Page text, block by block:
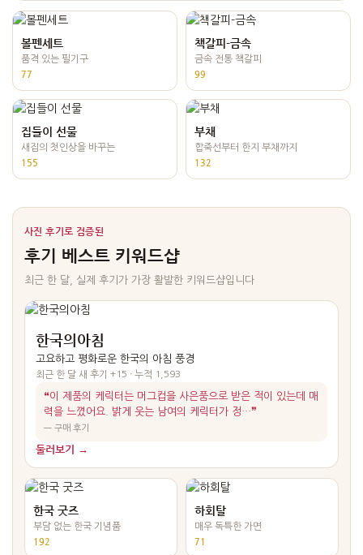
볼펜세트
품격 있는 필기구
77
책갈피-금속
금속 전통 책갈피
99
집들이 선물
새집의 첫인상을 바꾸는
155
부채
합죽선부터 한지 부채까지
132
사진 후기로 검증된
후기 베스트 키워드샵
최근 한 달, 실제 후기가 가장 활발한 키워드샵입니다
한국의아침
고요하고 평화로운 한국의 아침 풍경
최근 한 달 새 후기 +15 · 누적 1,593
❝이 제품의 케릭터는 머그컵을 사은품으로 받은 적이 있는데 매
력을 느꼈어요. 밝게 웃는 남여의 케릭터가 정…❞
― 구매 후기
둘러보기 →
한국 굿즈
부담 없는 한국 기념품
192
하회탈
매우 독특한 가면
71